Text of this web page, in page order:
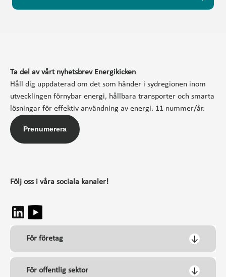
Ta del av vårt nyhetsbrev Energikicken
Håll dig uppdaterad om det som händer i sydregionen inom
utvecklingen förnybar energi, hållbara transporter och smarta
lösningar för effektiv användning av energi. 11 nummer/år.
Prenumerera
Följ oss i våra sociala kanaler!
För företag
För offentlig sektor